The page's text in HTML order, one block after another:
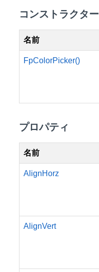
コンストラクター
名前
FpColorPicker()
プロパティ
名前
AlignHorz
AlignVert